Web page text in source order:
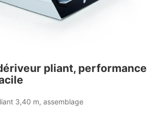
pliant, performance
3,40 m, assemblage